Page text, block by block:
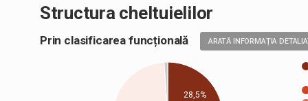
Structura cheltuielilor
Prin clasificarea funcțională ARATĂ INFORMAȚIA
28,5%